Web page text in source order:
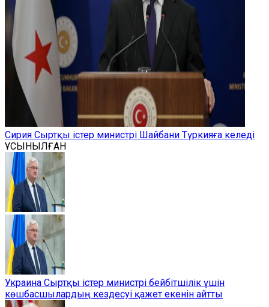
Сирия Сыртқы істер министрі Шайбани Түркияға келеді
ҰСЫНЫЛҒАН
Украина Сыртқы істер министрі бейбітшілік үшін
көшбасшылардың кездесуі қажет екенін айтты